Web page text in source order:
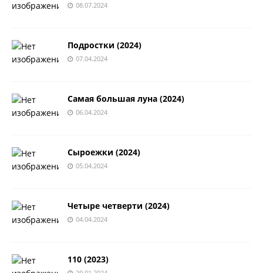
08.07.2024
Подростки (2024)
07.04.2024
Самая большая луна (2024)
06.04.2024
Сыроежки (2024)
05.04.2024
Четыре четверти (2024)
04.04.2024
110 (2023)